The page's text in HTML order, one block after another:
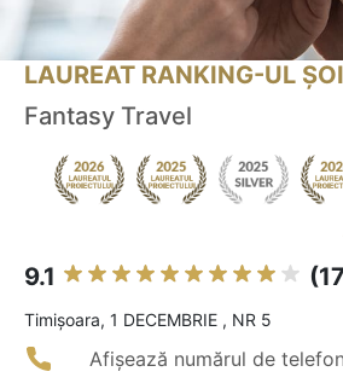
LAUREAT RANKING-UL
Fantasy Travel
9.1
Timişoara, 1 DECEMBRIE , NR 5
Afișează numărul de telefon